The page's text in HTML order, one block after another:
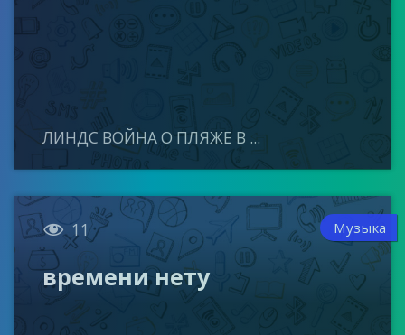
ЛИНДС ВОЙНА О ПЛЯЖЕ В ...
 11 Музыка
времени нету